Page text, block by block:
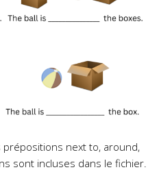
prépositions next to, around,
sont incluses dans le fichier.